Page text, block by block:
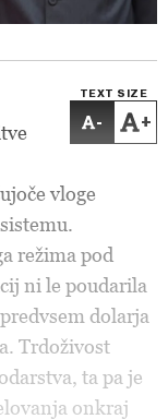
TEXT SIZE
- +
vloge
režima pod
ni le poudarila
dolarja
Trdoživost
ta pa je
onkraj